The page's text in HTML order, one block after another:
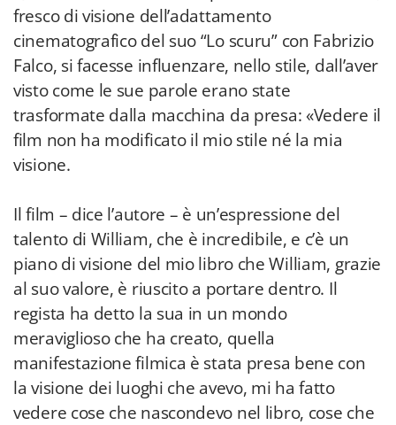
fresco di visione dell’adattamento
cinematografico del suo “Lo scuru” con Fabrizio
Falco, si facesse influenzare, nello stile, dall’aver
visto come le sue parole erano state
trasformate dalla macchina da presa: «Vedere il
film non ha modificato il mio stile né la mia
visione.
Il film – dice l’autore – è un’espressione del
talento di William, che è incredibile, e c’è un
piano di visione del mio libro che William, grazie
al suo valore, è riuscito a portare dentro. Il
regista ha detto la sua in un mondo
meraviglioso che ha creato, quella
manifestazione filmica è stata presa bene con
la visione dei luoghi che avevo, mi ha fatto
vedere cose che nascondevo nel libro, cose che